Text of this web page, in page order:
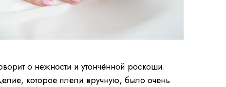
о нежности и утончённой роскоши.
которое плели вручную, было очень